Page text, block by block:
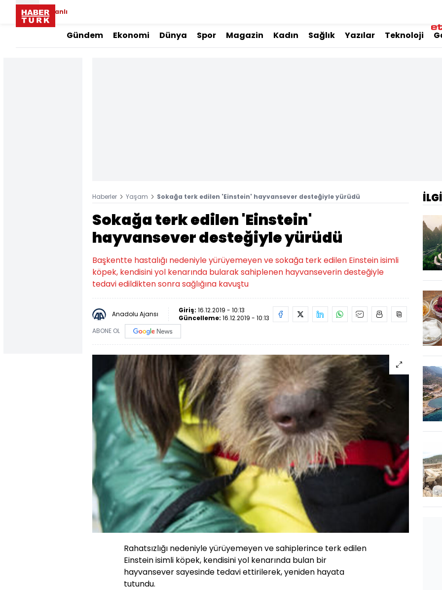
Canlı
Gündem Ekonomi Dünya Spor Magazin Kadın Sağlık Yazılar Teknoloji
Haberler Yaşam Sokağa terk edilen 'Einstein' hayvansever desteğiyle yürüdü
Sokağa terk edilen 'Einstein'
hayvansever desteğiyle yürüdü
Başkentte hastalığı nedeniyle yürüyemeyen ve sokağa terk edilen Einstein isimli
köpek, kendisini yol kenarında bularak sahiplenen hayvanseverin desteğiyle
tedavi edildikten sonra sağlığına kavuştu
Anadolu Ajansı Giriş: 16.12.2019 - 10:13
Güncelleme: 16.12.2019 - 10:13
ABONE OL
Rahatsızlığı nedeniyle yürüyemeyen ve sahiplerince terk edilen
Einstein isimli köpek, kendisini yol kenarında bulan bir
hayvansever sayesinde tedavi ettirilerek, yeniden hayata
tutundu.